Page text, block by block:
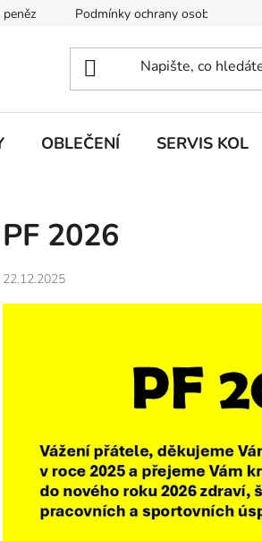
Podmínky ochrany osobních údajů
OBLEČENÍ SERVIS KOL
PF 2026
22.12.2025